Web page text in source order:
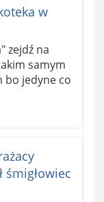
w
zejdź na
samym
bo jedyne co
śmigłowiec